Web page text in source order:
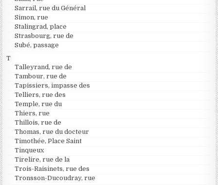
Sarrail, rue du Général
Simon, rue
Stalingrad, place
Strasbourg, rue de
Subé, passage
T
Talleyrand, rue de
Tambour, rue de
Tapissiers, impasse des
Telliers, rue des
Temple, rue du
Thiers, rue
Thillois, rue de
Thomas, rue du docteur
Timothée, Place Saint
Tinqueux
Tirelire, rue de la
Trois-Raisinets, rue des
Tronsson-Ducoudray, rue